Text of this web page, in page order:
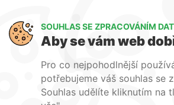
Váš partner ve světě
SOUHLAS SE ZPRACOVÁNÍM DAT
Aby se vám web
Pro co nejpohodlnější
potřebujeme váš souhlas se
Souhlas udělíte kliknutím na